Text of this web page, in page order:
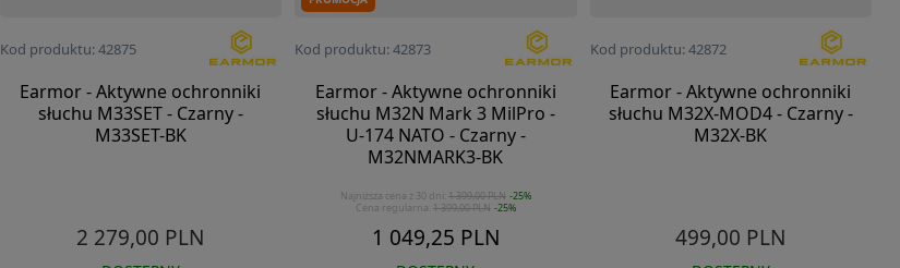
Kod produktu: 42875
Earmor - Aktywne ochronniki
słuchu M33SET - Czarny -
M33SET-BK
2 279,00 PLN
Kod produktu: 42873
Earmor - Aktywne ochronniki
słuchu M32N Mark 3 MilPro -
U-174 NATO - Czarny -
M32NMARK3-BK
1 049,25 PLN
Najniższa cena z 30 dni: 1 399,00 PLN -25%
Cena regularna: 1 399,00 PLN -25%
Kod produktu: 42872
Earmor - Aktywne ochronniki
słuchu M32X-MOD4 - Czarny -
M32X-BK
499,00 PLN